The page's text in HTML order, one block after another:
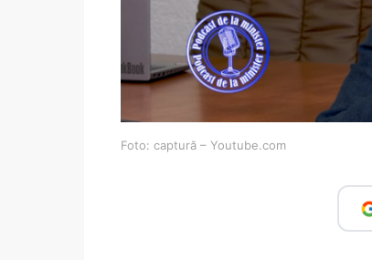
Foto: captură – Youtube.com